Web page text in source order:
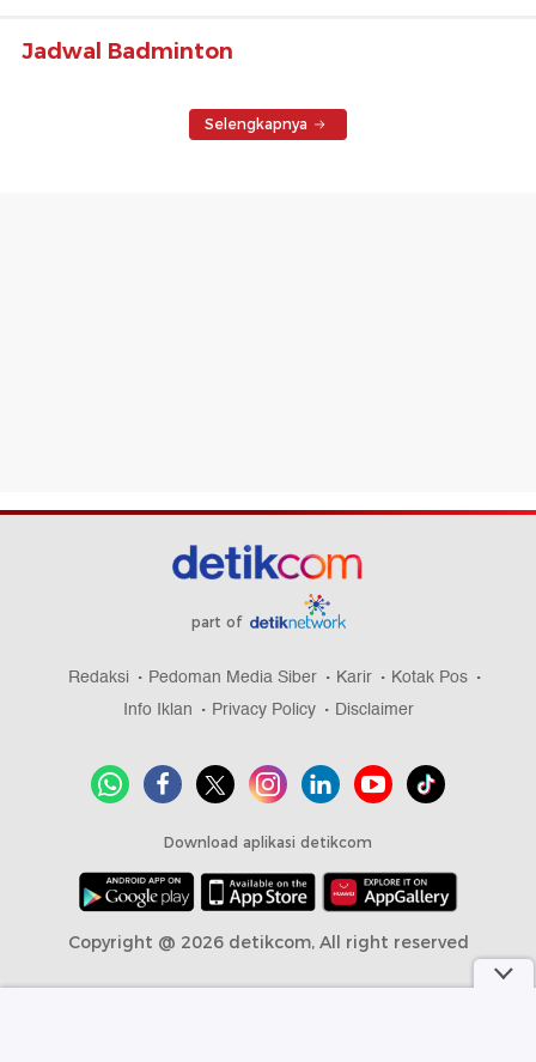
Jadwal Badminton
Selengkapnya
part of
Redaksi Pedoman Media Siber Karir
Kotak Pos
Info Iklan
Privacy Policy Disclaimer
Download aplikasi detikcom
Copyright @ 2026 detikcom, All right reserved